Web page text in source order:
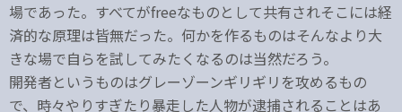
場であった。すべてがfreeなものとして共有されそこには経
済的な原理は皆無だった。何かを作るものはそんなより大
きな場で自らを試してみたくなるのは当然だろう。
開発者というものはグレーゾーンギリギリを攻めるもの
で、時々やりすぎたり暴走した人物が逮捕されることはあ